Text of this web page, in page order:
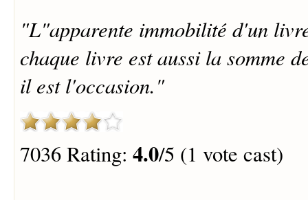
"L"apparente immobilité d'un
chaque livre est aussi la somme
il est l'occasion."
7036 Rating: 4.0/5 (1 vote cast)